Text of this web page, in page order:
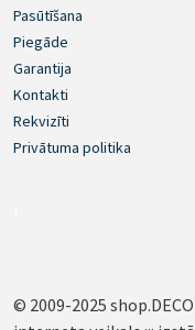
Pasūtīšana
Piegāde
Garantija
Kontakti
Rekvizīti
Privātuma politika
© 2009-2025